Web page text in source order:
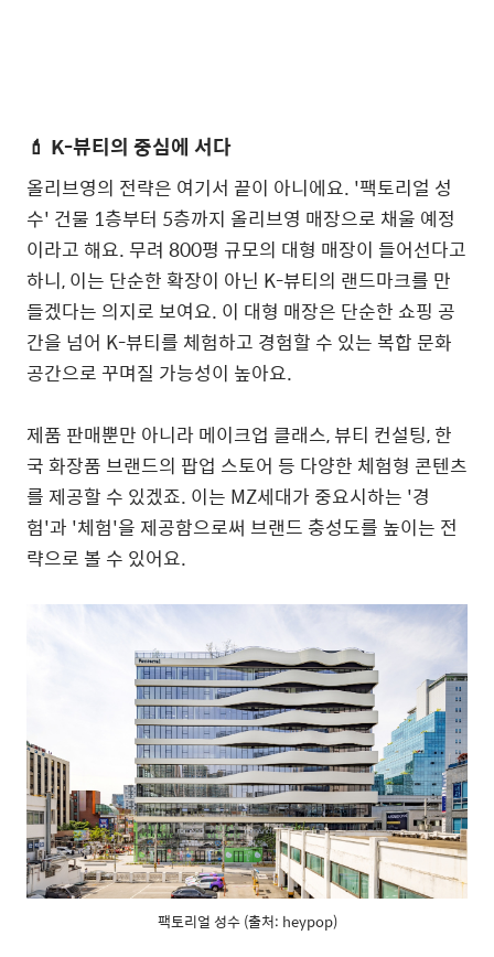
💄 K-뷰티의 중심에 서다
올리브영의 전략은 여기서 끝이 아니에요. '팩토리얼 성
수' 건물 1층부터 5층까지 올리브영 매장으로 채울 예정
이라고 해요. 무려 800평 규모의 대형 매장이 들어선다고
하니, 이는 단순한 확장이 아닌 K-뷰티의 랜드마크를 만
들겠다는 의지로 보여요. 이 대형 매장은 단순한 쇼핑 공
간을 넘어 K-뷰티를 체험하고 경험할 수 있는 복합 문화
공간으로 꾸며질 가능성이 높아요.
제품 판매뿐만 아니라 메이크업 클래스, 뷰티 컨설팅, 한
국 화장품 브랜드의 팝업 스토어 등 다양한 체험형 콘텐츠
를 제공할 수 있겠죠. 이는 MZ세대가 중요시하는 '경
험'과 '체험'을 제공함으로써 브랜드 충성도를 높이는 전
략으로 볼 수 있어요.
팩토리얼 성수 (출처: heypop)